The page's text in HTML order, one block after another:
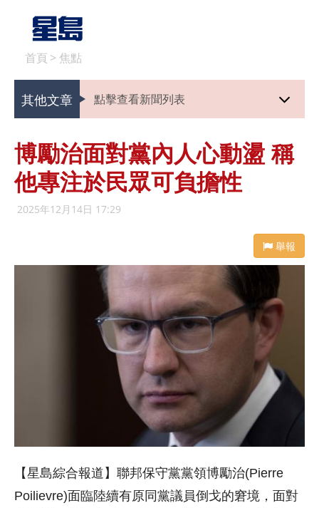
首頁 > 焦點
其他文章 點擊查看新聞列表
博勵治面對黨內人心動盪 稱
他專注於民眾可負擔性
2025年12月14日 17:29
舉報
【星島綜合報道】聯邦保守黨黨領博勵治(Pierre
Poilievre)面臨陸續有原同黨議員倒戈的窘境，面對